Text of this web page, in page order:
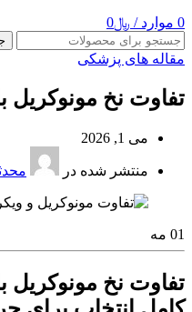
0 موارد / ﷼0
مقاله های پزشکی
تفاوت نخ مونوکریل
می 1, 2026
منتشر شده در
01 مه
تفاوت نخ مونوکریل